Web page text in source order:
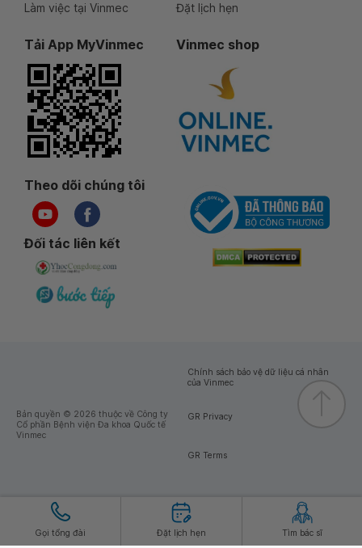
Gọi tổng đài Đặt lịch hẹn Tìm bác sĩ
Làm việc tại Vinmec
Đặt lịch hẹn
Tải App MyVinmec Vinmec shop
Theo dõi chúng tôi
Đối tác liên kết
Bản quyền © 2026 thuộc về Công ty
Cổ phần Bệnh viện Đa khoa Quốc tế
Vinmec
Chính sách bảo vệ dữ liệu cá nhân
của Vinmec
GR Privacy
GR Terms